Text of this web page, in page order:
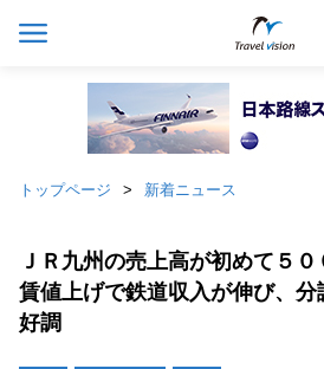
トップページ 新着ニュース
ＪＲ九州の売上高が初めて５
賃値上げで鉄道収入が伸び、分
好調